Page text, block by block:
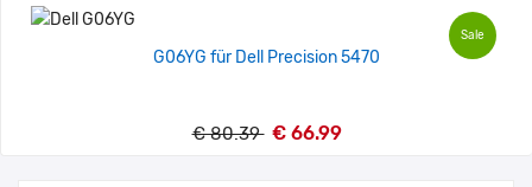
Sale
G06YG für Dell Precision 5470
€ 80.39 € 66.99